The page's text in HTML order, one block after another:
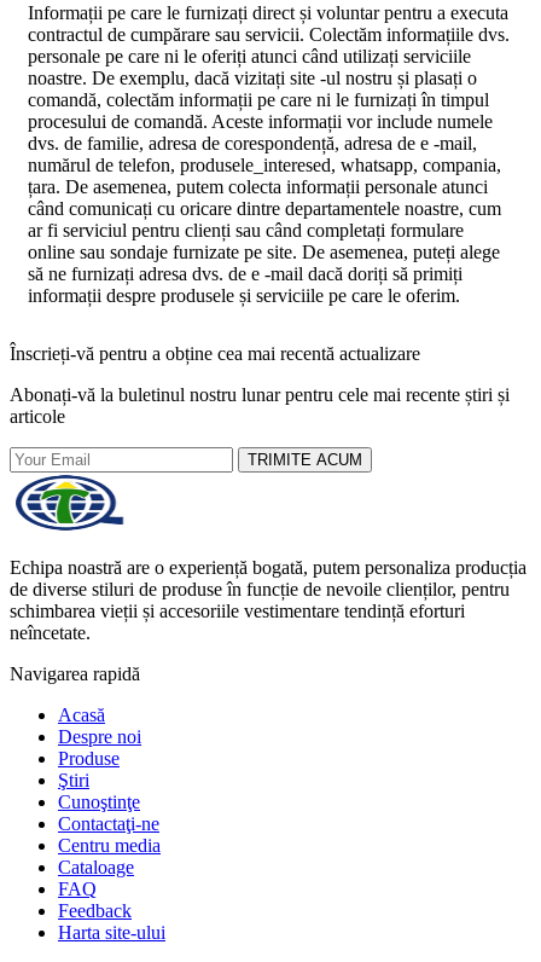
Informații pe care le furnizați direct și voluntar pentru a executa
contractul de cumpărare sau servicii. Colectăm informațiile dvs.
personale pe care ni le oferiți atunci când utilizați serviciile
noastre. De exemplu, dacă vizitați site -ul nostru și plasați o
comandă, colectăm informații pe care ni le furnizați în timpul
procesului de comandă. Aceste informații vor include numele
dvs. de familie, adresa de corespondență, adresa de e -mail,
numărul de telefon, produsele_interesed, whatsapp, compania,
țara. De asemenea, putem colecta informații personale atunci
când comunicați cu oricare dintre departamentele noastre, cum
ar fi serviciul pentru clienți sau când completați formulare
online sau sondaje furnizate pe site. De asemenea, puteți alege
să ne furnizați adresa dvs. de e -mail dacă doriți să primiți
informații despre produsele și serviciile pe care le oferim.
Înscrieți-vă pentru a obține cea mai recentă actualizare
Abonați-vă la buletinul nostru lunar pentru cele mai recente știri și
articole
TRIMITE ACUM
Echipa noastră are o experiență bogată, putem personaliza producția
de diverse stiluri de produse în funcție de nevoile clienților, pentru
schimbarea vieții și accesoriile vestimentare tendință eforturi
neîncetate.
Navigarea rapidă
Acasă
Despre noi
Produse
Ştiri
Cunoştinţe
Contactaţi-ne
Centru media
Cataloage
FAQ
Feedback
Harta site-ului